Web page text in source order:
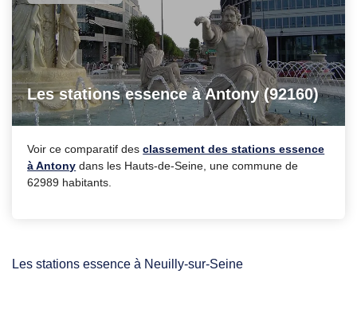
Les stations essence à Antony (92160)
Voir ce comparatif desclassement des stations essence
à Antony dans les Hauts-de-Seine, une commune de
62989 habitants.
Les stations essence à Neuilly-sur-Seine